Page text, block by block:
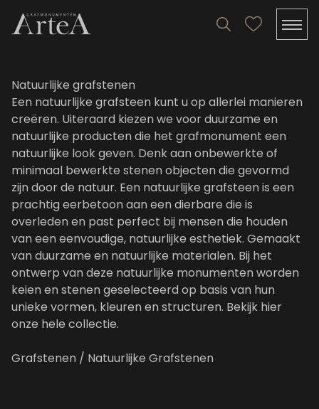
Natuurlijke grafstenen
Een natuurlijke grafsteen kunt u op allerlei manieren
creëren. Uiteraard kiezen we voor duurzame en
natuurlijke producten die het grafmonument een
natuurlijke look geven. Denk aan onbewerkte of
minimaal bewerkte stenen objecten die gevormd
zijn door de natuur. Een natuurlijke grafsteen is een
prachtig eerbetoon aan een dierbare die is
overleden en past perfect bij mensen die houden
van een eenvoudige, natuurlijke esthetiek. Gemaakt
van duurzame en natuurlijke materialen. Bij het
ontwerp van deze natuurlijke monumenten worden
keien en stenen geselecteerd op basis van hun
unieke vormen, kleuren en structuren. Bekijk hier
onze hele collectie.
Grafstenen / Natuurlijke Grafstenen